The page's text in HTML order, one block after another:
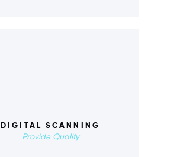
DIGITAL SCANNING
Provide Quality